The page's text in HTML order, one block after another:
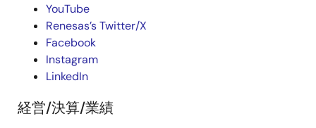
YouTube
Renesas’s Twitter/X
Facebook
Instagram
LinkedIn
経営/決算/業績